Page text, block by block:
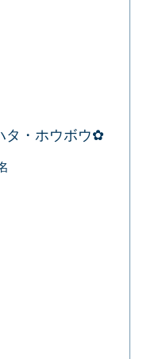
タ・ホウボウ✿